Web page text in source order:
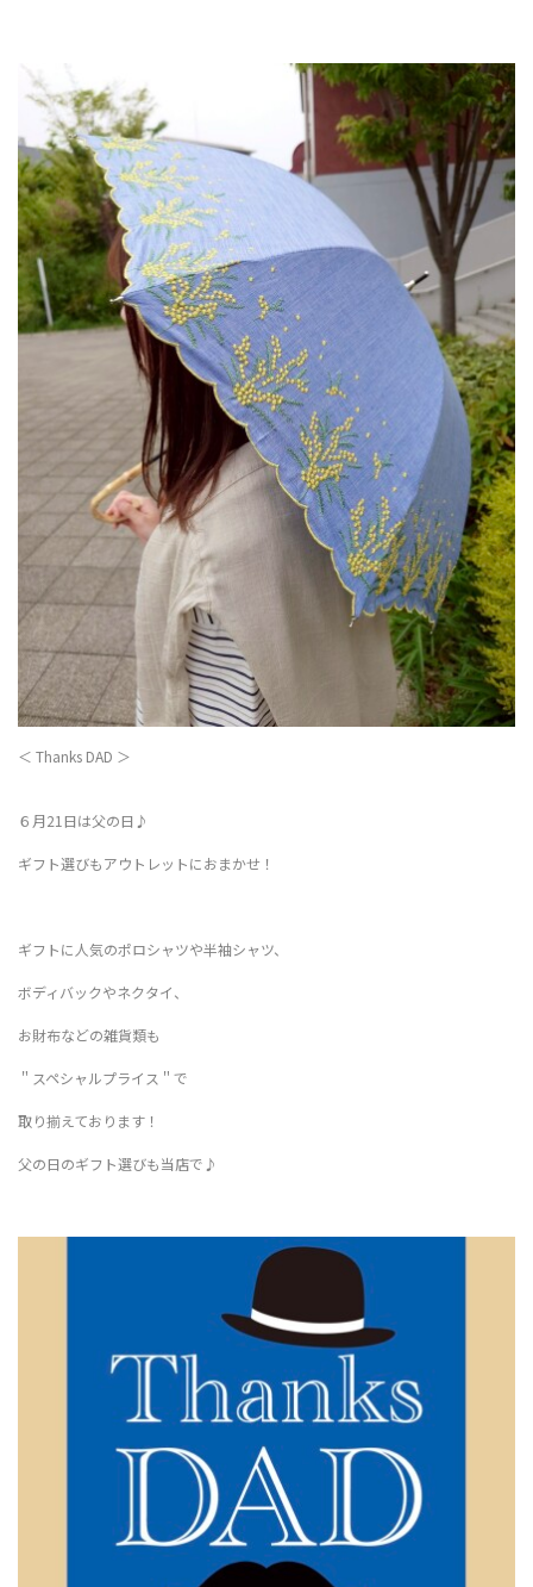
＜ Thanks DAD ＞
６月21日は父の日♪
ギフト選びもアウトレットにおまかせ！
ギフトに人気のポロシャツや半袖シャツ、
ボディバックやネクタイ、
お財布などの雑貨類も
＂スペシャルプライス＂で
取り揃えております！
父の日のギフト選びも当店で♪